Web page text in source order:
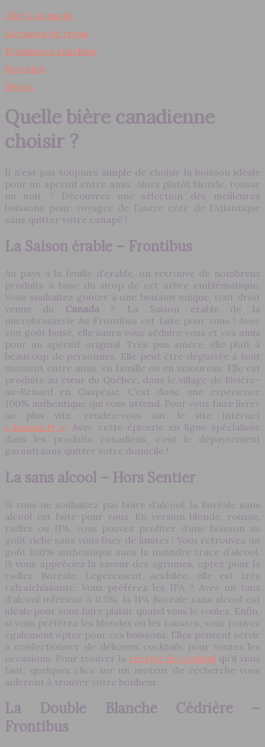
Chef à domicile
Livraison de repas
Tendances snacking
Recettes
Divers
Quelle bière canadienne
choisir ?
Il n’est pas toujours simple de choisir la boisson idéale
pour un apéritif entre amis. Alors plutôt blonde, rousse
ou noir ? Découvrez une sélection des meilleures
boissons pour voyager de l’autre côté de l’Atlantique
sans quitter votre canapé !
La Saison érable – Frontibus
Au pays à la feuille d’érable, on retrouve de nombreux
produits à base du sirop de cet arbre emblématique.
Vous souhaitez goûter à une boisson unique, tout droit
venue du Canada ? La Saison érable de la
microbrasserie Au Frontibus est faite pour vous ! Avec
son goût boisé, elle saura vous séduire vous et vos amis
pour un apéritif original. Très peu amère, elle plaît à
beaucoup de personnes. Elle peut être dégustée à tout
moment entre amis, en famille ou en amoureux. Elle est
produite au cœur du Québec, dans le village de Rivière-
au-Renard en Gaspésie. C’est donc une expérience
100% authentique qui vous attend. Pour vous faire livrer
au plus vite, rendez-vous sur le site internet
« kanata.fr ». Avec cette épicerie en ligne spécialisée
dans les produits canadiens, c’est le dépaysement
garanti sans quitter votre domicile !
La sans alcool – Hors Sentier
Si vous ne souhaitez pas boire d’alcool, la Boréale sans
alcool est faîte pour vous. En version blonde, rousse,
radler ou IPA, vous pouvez profiter d’une boisson au
goût riche sans vous fixer de limites ! Vous retrouvez un
goût 100% authentique sans la moindre trace d’alcool.
Si vous appréciez la saveur des agrumes, optez pour la
radler Boréale. Légèrement acidulée, elle est très
rafraîchissante. Vous préférez les IPA ? Avec un taux
d’alcool inférieur à 0.5%, la IPA Boréale sans alcool est
idéale pour vous faire plaisir quand vous le voulez. Enfin,
si vous préférez les blondes ou les rousses, vous pouvez
également opter pour ces boissons. Elles peuvent servir
à confectionner de délicieux cocktails pour toutes les
occasions. Pour trouver la recette de cocktail qu’il vous
faut, quelques clics sur un moteur de recherche vous
aideront à trouver votre bonheur.
La Double Blanche Cédrière –
Frontibus